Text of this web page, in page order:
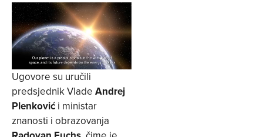
Ugovore su uručili
predsjednik Vlade Andrej
Plenković i ministar
znanosti i obrazovanja